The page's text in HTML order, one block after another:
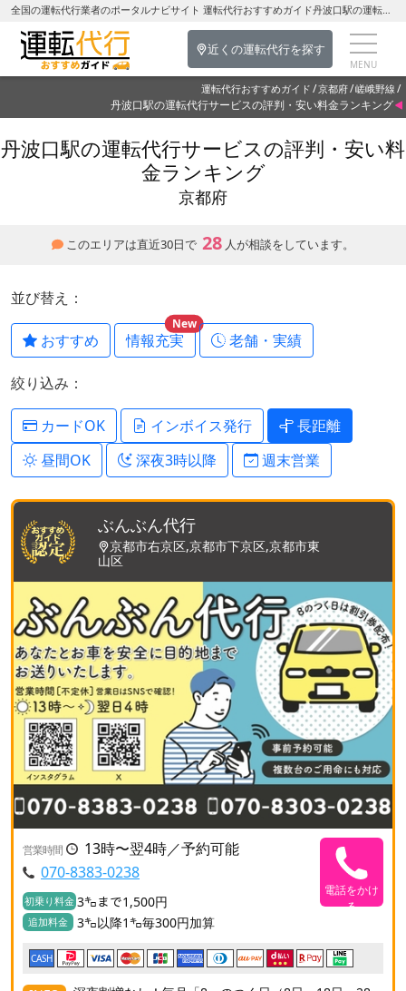
全国の運転代行業者のポータルナビサイト 運転代行おすすめガイド丹波口駅の運転代行を探す-京都府の運転代行
近くの運転代行を探す
運転代行おすすめガイド 京都府 嵯峨野線
丹波口駅の運転代行サービスの評判・安い料金ランキング
丹波口駅の運転代行サービスの評判・安い料
金ランキング
京都府
このエリアは直近30日で 28 人が相談をしています。
並び替え：
おすすめ 情報充実
New
老舗・実績
絞り込み：
カードOK インボイス発行
長距離
昼間OK
深夜3時以降 週末営業
ぶんぶん代行
京都市右京区,京都市下京区,京都市東
山区
営業時間
13時〜翌4時／予約可能
070-8383-0238
初乗り料金 3㌔まで1,500円
追加料金 3㌔以降1㌔毎300円加算
電話をかけ
る
CASH